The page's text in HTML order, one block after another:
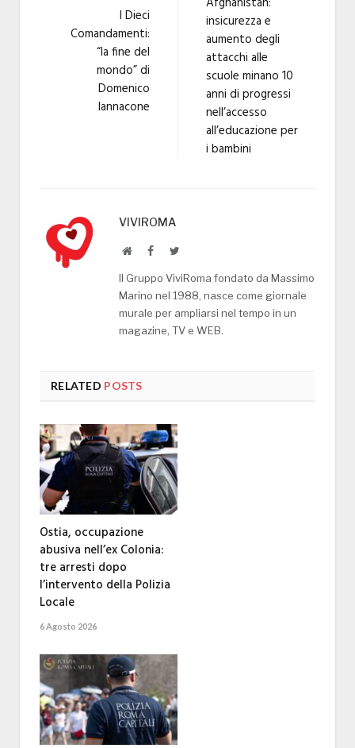
I Dieci
Comandamenti:
“la fine del
mondo” di
Domenico
Iannacone
insicurezza e
aumento degli
attacchi alle
scuole minano 10
anni di progressi
nell’accesso
all’educazione per
i bambini
VIVIROMA
WebsiteFacebookTwitter
Il Gruppo ViviRoma fondato da Massimo
Marino nel 1988, nasce come giornale
murale per ampliarsi nel tempo in un
magazine, TV e WEB.
RELATED POSTS
Ostia, occupazione
abusiva nell’ex Colonia:
tre arresti dopo
l’intervento della Polizia
Locale
6 Agosto 2026